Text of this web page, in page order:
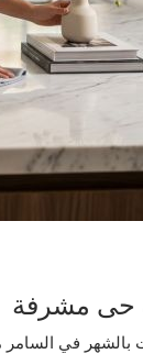
حى مشرفة
في السامر